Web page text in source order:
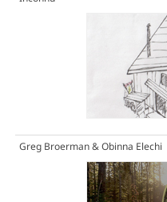
Greg Broerman & Obinna Elechi